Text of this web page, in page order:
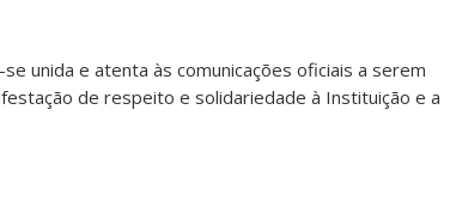
unida e atenta às comunicações oficiais a serem
de respeito e solidariedade à Instituição e a